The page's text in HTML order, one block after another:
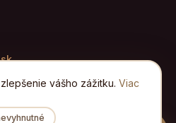
vášho zážitku. Viac